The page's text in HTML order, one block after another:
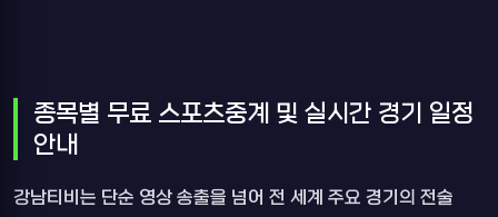
종목별 무료 스포츠중계 및 실시간 경기 일정
안내
강남티비는 단순 영상 송출을 넘어 전 세계 주요 경기의 전술